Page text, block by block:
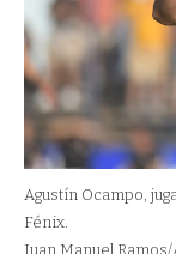
Agustín Ocampo,
Fénix.
Juan Manuel